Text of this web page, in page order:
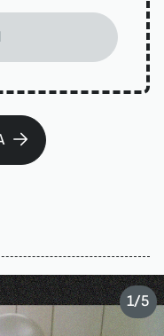
1/5